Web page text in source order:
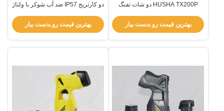
HUSHA TX200P دو شات تفنگ
دوگانه و نور LED برای استفاده
بهترین قیمت رو بدست بیار
دو کارتریج IP57 ضد آب شوکر با ولتاژ
قانون تاکتیکی
بهترین قیمت رو بدست بیار